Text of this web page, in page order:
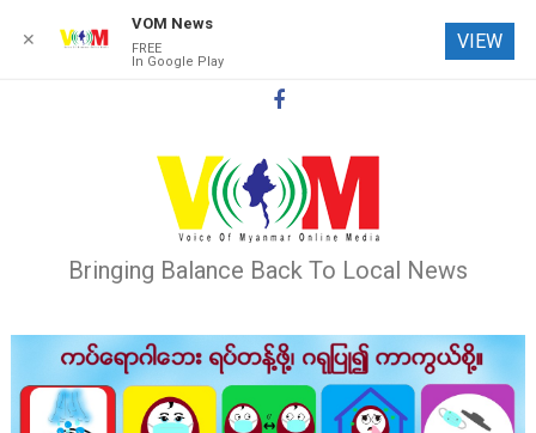
Bringing Balance Back To Local News
✕
VOM News
FREE
In Google Play
VIEW